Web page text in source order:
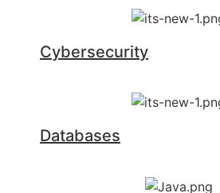
Cybersecurity
Databases